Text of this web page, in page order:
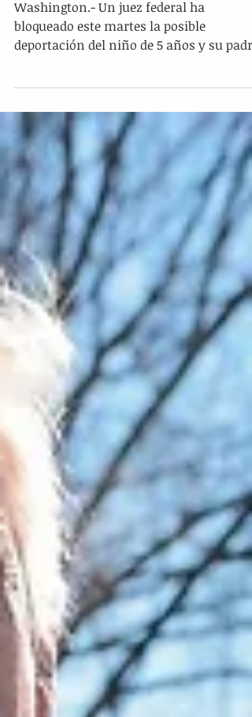
Minesota
Washington.- Un juez federal ha
al determinar que no pueden ser
a Ecuador de manera inmediata. Liam
Conejo Ramos, de 5 años, fue separado de
su familia en la entrada de su casa en un
suburbio de Mineápolis, después de que
agentes federales detuvieran a su padre,
Adrian Alexander Conejo Arias y ambos
permanecen desde entonces en un
de detención d